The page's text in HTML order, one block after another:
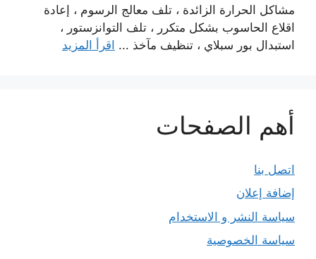
مشاكل الحرارة الزائدة ، تلف معالج الرسوم ، إعادة
اقلاع الحاسوب بشكل متكرر ، تلف التوانزستور ،
استبدال بور سبلاي ، تنظيف مآخذ ... اقرأ المزيد
أهم الصفحات
اتصل بنا
إضافة إعلان
سياسة النشر و الاستخدام
سياسة الخصوصية